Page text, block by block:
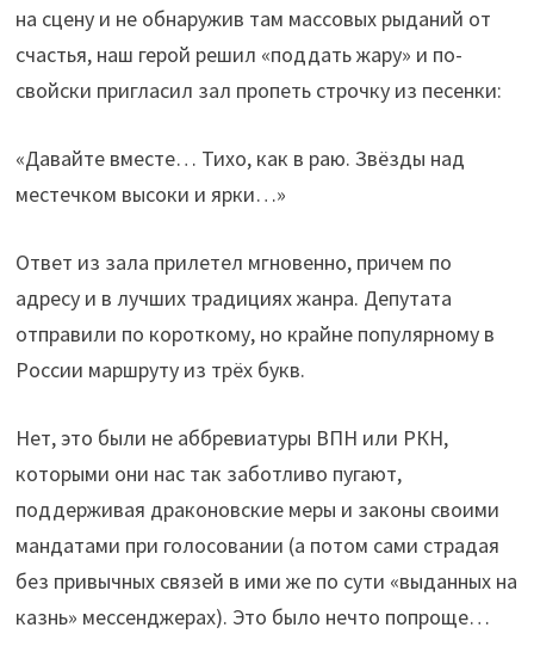
на сцену и не обнаружив там массовых рыданий от
счастья, наш герой решил «поддать жару» и по-
свойски пригласил зал пропеть строчку из песенки:
«Давайте вместе… Тихо, как в раю. Звёзды над
местечком высоки и ярки…»
Ответ из зала прилетел мгновенно, причем по
адресу и в лучших традициях жанра. Депутата
отправили по короткому, но крайне популярному в
России маршруту из трёх букв.
Нет, это были не аббревиатуры ВПН или РКН,
которыми они нас так заботливо пугают,
поддерживая драконовские меры и законы своими
мандатами при голосовании (а потом сами страдая
без привычных связей в ими же по сути «выданных на
казнь» мессенджерах). Это было нечто попроще…